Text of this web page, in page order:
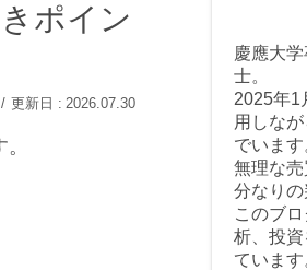
ポイン
2026.07.30
慶應大
士。
2025年1
用しな
でいます
無理な
分なりの
このブ
析、投
ています